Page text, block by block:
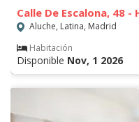
Calle De Escalona, 48 -
Aluche, Latina, Madrid
Habitación
Disponible Nov, 1 2026